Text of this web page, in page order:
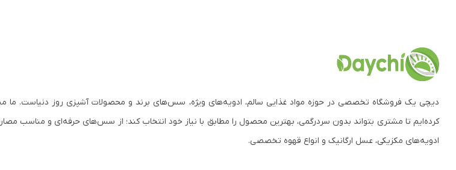
دیچی یک فروشگاه تخصصی در حوزه مواد غذایی سالم، ادویه‌های ویژه، سس‌های برند و محصولات آشپزی روز دنیاست. ما
کرده‌ایم تا مشتری بتواند بدون سردرگمی، بهترین محصول را مطابق با نیاز خود انتخاب کند؛ از سس‌های حرفه‌ای و مناسب
ادویه‌های مکزیکی، عسل ارگانیک و انواع قهوه تخصصی.